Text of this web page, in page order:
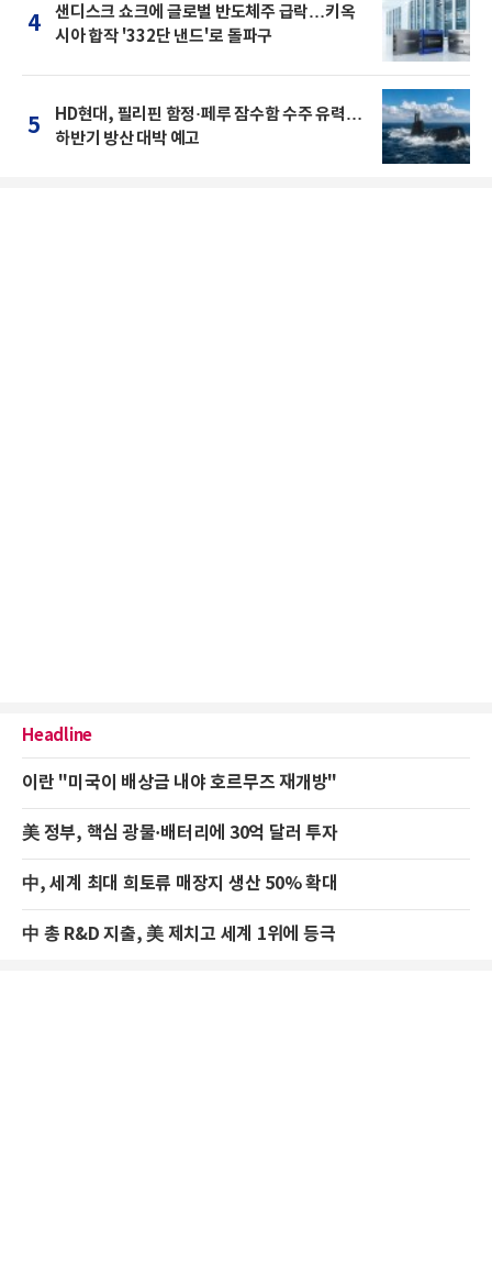
4
샌디스크 쇼크에 글로벌 반도체주 급락…키옥
시아 합작 '332단 낸드'로 돌파구
5
HD현대, 필리핀 함정·페루 잠수함 수주 유력…
하반기 방산 대박 예고
Headline
이란 "미국이 배상금 내야 호르무즈 재개방"
美 정부, 핵심 광물·배터리에 30억 달러 투자
中, 세계 최대 희토류 매장지 생산 50% 확대
中 총 R&D 지출, 美 제치고 세계 1위에 등극